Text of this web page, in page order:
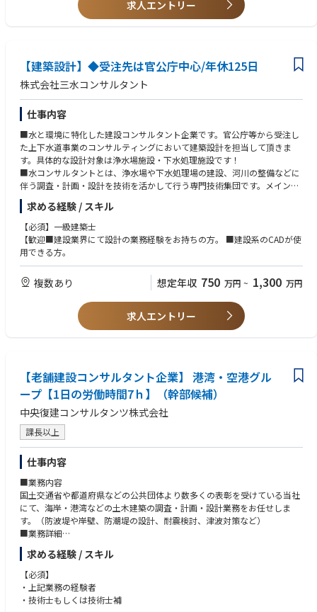
法人継続認定済みと、働きやすさも自慢◎
求人エントリー
【建築設計】◆受注先は官公庁中心/年休125日
株式会社三水コンサルタント
仕事内容
■水と環境に特化した建設コンサルタント企業です。官公庁等から受注し
た上下水道事業のコンサルティングにおいて建築設計を担当して頂きま
す。具体的な設計対象は浄水場施設・下水処理施設です！
■水コンサルタントとは、浄水場や下水処理場の建設、河川の整備などに
伴う調査・計画・設計を技術を活かして行う専門技術集団です。メインの
顧客である官公庁の担当者と上下水道事業の案件について、今後どのよう
に取り組むのが最善かを検討しプランニングする仕事です。
■入社後はOJTでの研修を通じて現場に慣れて頂きます。将来的には1人あ
たり年間10～15件の案件を担当します。
求める経験 / スキル
【必須】一級建築士
【歓迎■建設業界にて設計の業務経験をお持ちの方。 ■建設系のCADが使
用できる方。
複数あり 想定年収 750 万円 ~ 1,300 万円
求人エントリー
【老舗建設コンサルタント企業】 港湾・空港グル
ープ【1日の労働時間7ｈ】（幹部候補）
中央復建コンサルタンツ株式会社
課長以上
仕事内容
■業務内容
国土交通省や都道府県などの公共団体より数多くの表彰を受けている当社
にて、海岸・港湾などの土木建築の調査・計画・設計業務をお任せしま
す。（防波堤や岸壁、防潮堤の設計、耐震検討、津波対策など）
■業務詳細
・港湾計画、岸壁及び防波堤の新設設計、改良・補修設計、耐震・耐津波
性能照査
・海岸保全施設（護岸・堤防など）の新設設計、改良・補修設計、耐震・
耐津波性能照査
・港湾・海岸保全施設の維持管理計画検討
求める経験 / スキル
【必須】
・上記業務の経験者
・技術士もしくは技術士補